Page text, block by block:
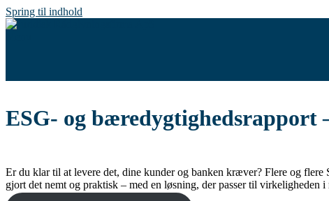
Spring til indhold
ESG- og bæredygtighedsrapport
Er du klar til at levere det, dine kunder og banken kræver? Flere og
gjort det nemt og praktisk – med en løsning, der passer til virkeligheden